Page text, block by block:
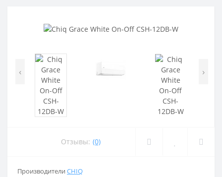
‹ ›
Отзывы: (0)
Производители CHIQ